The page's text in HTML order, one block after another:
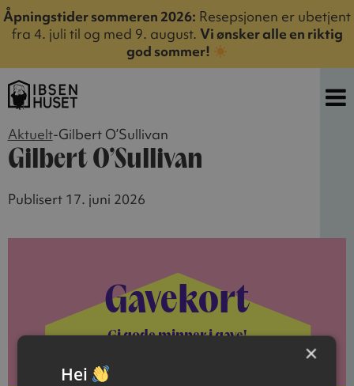
Åpningstider sommeren 2026: Resepsjonen er ubetjent
fra 4. juli til og med 9. august. Vi ønsker alle en riktig
god sommer!
Aktuelt-Gilbert O’Sullivan
Gilbert O’Sullivan
Publisert 17. juni 2026
Gavekort
Gi gode minner i gave!
×
Hei